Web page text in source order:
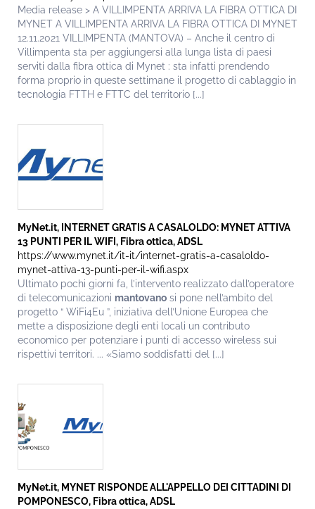
Media release > A VILLIMPENTA ARRIVA LA FIBRA OTTICA DI
MYNET A VILLIMPENTA ARRIVA LA FIBRA OTTICA DI MYNET
12.11.2021 VILLIMPENTA (MANTOVA) – Anche il centro di
Villimpenta sta per aggiungersi alla lunga lista di paesi
serviti dalla fibra ottica di Mynet : sta infatti prendendo
forma proprio in queste settimane il progetto di cablaggio in
tecnologia FTTH e FTTC del territorio [...]
MyNet.it, INTERNET GRATIS A CASALOLDO: MYNET ATTIVA
13 PUNTI PER IL WIFI, Fibra ottica, ADSL
https://www.mynet.it/it-it/internet-gratis-a-casaloldo-
mynet-attiva-13-punti-per-il-wifi.aspx
Ultimato pochi giorni fa, l’intervento realizzato dall’operatore
di telecomunicazioni mantovano si pone nell’ambito del
progetto “ WiFi4Eu ”, iniziativa dell’Unione Europea che
mette a disposizione degli enti locali un contributo
economico per potenziare i punti di accesso wireless sui
rispettivi territori. ... «Siamo soddisfatti del [...]
MyNet.it, MYNET RISPONDE ALL'APPELLO DEI CITTADINI DI
POMPONESCO, Fibra ottica, ADSL